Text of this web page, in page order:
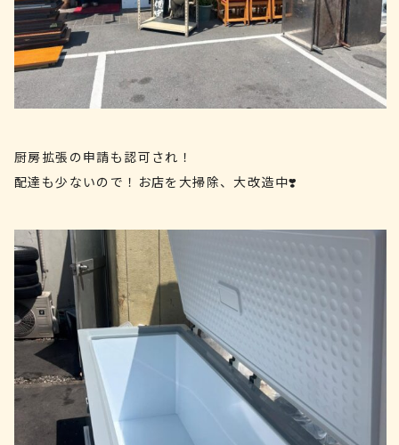
厨房拡張の申請も認可され！
配達も少ないので！お店を大掃除、大改造中❣️